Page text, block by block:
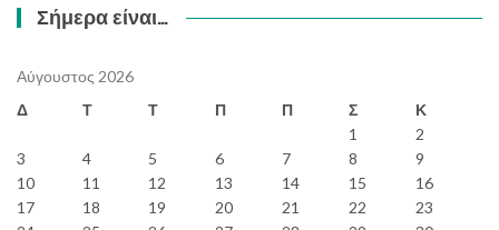
Σήμερα είναι…
Αύγουστος 2026
Δ
Τ Τ Π Π Σ
Κ
1
2
3
4 5 6 7 8
9
10
11 12 13 14 15
16
17
18 19 20 21 22
23